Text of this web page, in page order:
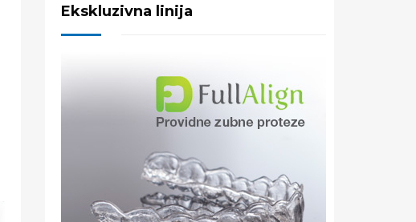
Ekskluzivna linija